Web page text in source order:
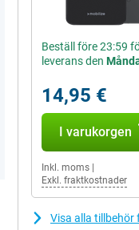
Beställ före 23:59
leverans den
14,95 €
I varukorgen
Inkl. moms
Exkl. fraktkostnader
Visa alla tillbehör